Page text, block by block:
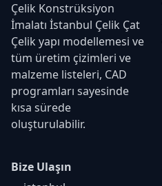
Çelik Konstrüksiyon
İmalatı İstanbul Çelik Çat
Çelik yapı modellemesi ve
tüm üretim çizimleri ve
malzeme listeleri, CAD
programları sayesinde
kısa sürede
oluşturulabilir.
Bize Ulaşın